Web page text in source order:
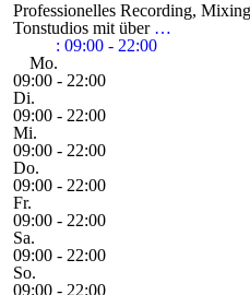
Professionelles Recording,
Tonstudios mit über …
: 09:00 - 22:00
Mo.
09:00 - 22:00
Di.
09:00 - 22:00
Mi.
09:00 - 22:00
Do.
09:00 - 22:00
Fr.
09:00 - 22:00
Sa.
09:00 - 22:00
So.
09:00 - 22:00